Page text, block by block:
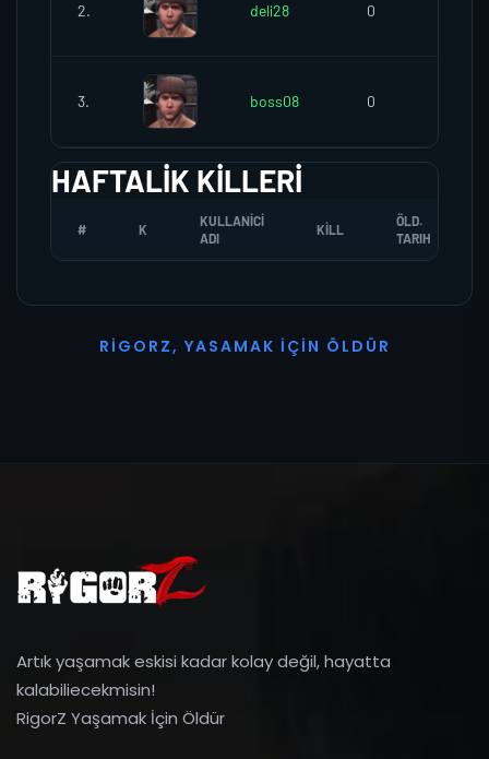
2. deli28 0
3. boss08 0
HAFTALIK KILLERI
# K
KULLANICI
ADI
KILL
ÖLD.
TARIH
R I G O R Z, YASAMAK İ ÇI N Ö L D Ü R
Artık yaşamak eskisi kadar kolay değil, hayatta
kalabiliecekmisin!
RigorZ Yaşamak İçin Öldür